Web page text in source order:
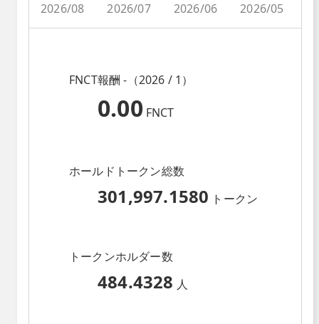
2026/08 2026/07 2026/06 2026/05
FNCT報酬 -（2026 / 1）
0.00 FNCT
ホールドトークン総数
301,997.1580 トークン
トークンホルダー数
484.4328 人